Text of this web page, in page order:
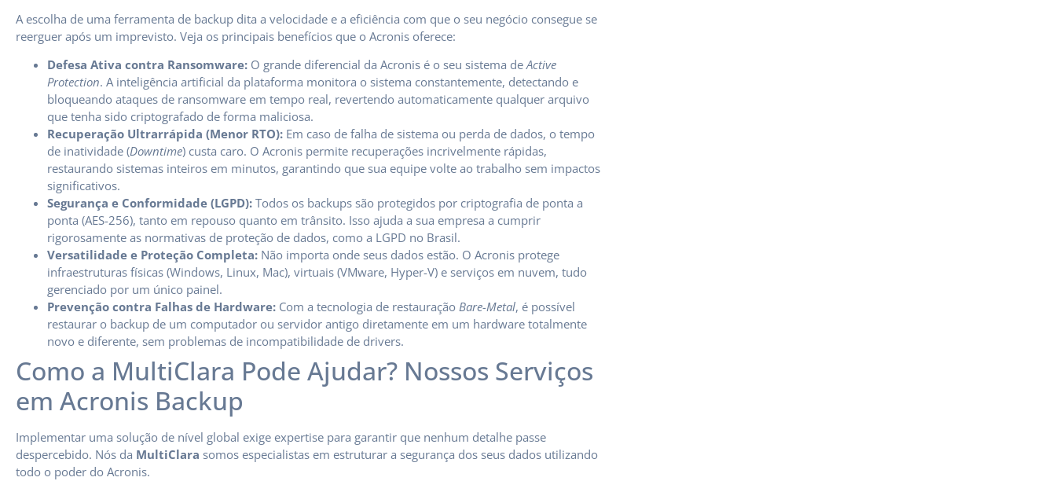
A escolha de uma ferramenta de backup dita a velocidade e a eficiência com que o seu negócio consegue se
reerguer após um imprevisto. Veja os principais benefícios que o Acronis oferece:
Defesa Ativa contra Ransomware: O grande diferencial da Acronis é o seu sistema deActive
Protection. A inteligência artificial da plataforma monitora o sistema constantemente, detectando e
bloqueando ataques de ransomware em tempo real, revertendo automaticamente qualquer arquivo
que tenha sido criptografado de forma maliciosa.
Recuperação Ultrarrápida (Menor RTO): Em caso de falha de sistema ou perda de dados, o tempo
de inatividade (Downtime) custa caro. O Acronis permite recuperações incrivelmente rápidas,
restaurando sistemas inteiros em minutos, garantindo que sua equipe volte ao trabalho sem impactos
significativos.
Segurança e Conformidade (LGPD): Todos os backups são protegidos por criptografia de ponta a
ponta (AES-256), tanto em repouso quanto em trânsito. Isso ajuda a sua empresa a cumprir
rigorosamente as normativas de proteção de dados, como a LGPD no Brasil.
Versatilidade e Proteção Completa: Não importa onde seus dados estão. O Acronis protege
infraestruturas físicas (Windows, Linux, Mac), virtuais (VMware, Hyper-V) e serviços em nuvem, tudo
gerenciado por um único painel.
Prevenção contra Falhas de Hardware: Com a tecnologia de restauração Bare-Metal, é possível
restaurar o backup de um computador ou servidor antigo diretamente em um hardware totalmente
novo e diferente, sem problemas de incompatibilidade de drivers.
Como a MultiClara Pode Ajudar? Nossos Serviços
em Acronis Backup
Implementar uma solução de nível global exige expertise para garantir que nenhum detalhe passe
despercebido. Nós da MultiClara somos especialistas em estruturar a segurança dos seus dados utilizando
todo o poder do Acronis.